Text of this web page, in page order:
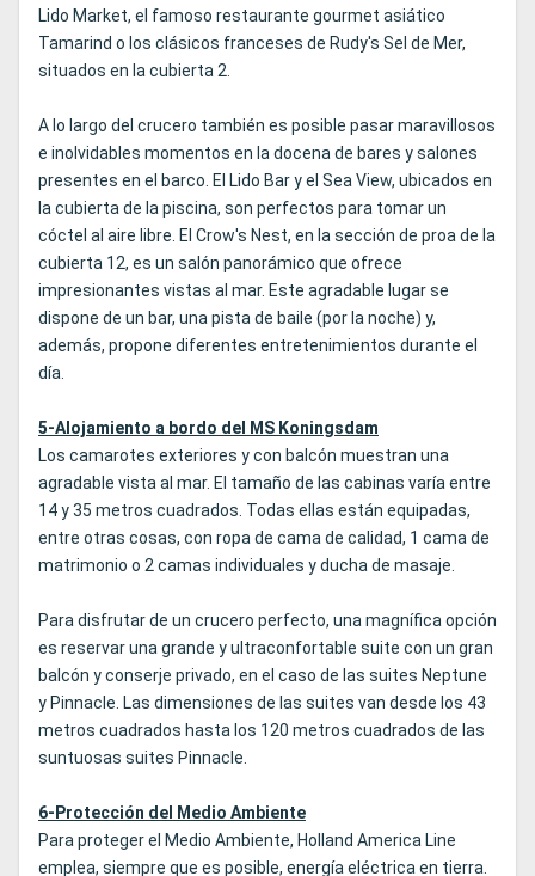
Lido Market, el famoso restaurante gourmet asiático
Tamarind o los clásicos franceses de Rudy's Sel de Mer,
situados en la cubierta 2.
A lo largo del crucero también es posible pasar maravillosos
e inolvidables momentos en la docena de bares y salones
presentes en el barco. El Lido Bar y el Sea View, ubicados en
la cubierta de la piscina, son perfectos para tomar un
cóctel al aire libre. El Crow's Nest, en la sección de proa de la
cubierta 12, es un salón panorámico que ofrece
impresionantes vistas al mar. Este agradable lugar se
dispone de un bar, una pista de baile (por la noche) y,
además, propone diferentes entretenimientos durante el
día.
5-Alojamiento a bordo del MS Koningsdam
Los camarotes exteriores y con balcón muestran una
agradable vista al mar. El tamaño de las cabinas varía entre
14 y 35 metros cuadrados. Todas ellas están equipadas,
entre otras cosas, con ropa de cama de calidad, 1 cama de
matrimonio o 2 camas individuales y ducha de masaje.
Para disfrutar de un crucero perfecto, una magnífica opción
es reservar una grande y ultraconfortable suite con un gran
balcón y conserje privado, en el caso de las suites Neptune
y Pinnacle. Las dimensiones de las suites van desde los 43
metros cuadrados hasta los 120 metros cuadrados de las
suntuosas suites Pinnacle.
6-Protección del Medio Ambiente
Para proteger el Medio Ambiente, Holland America Line
emplea, siempre que es posible, energía eléctrica en tierra.